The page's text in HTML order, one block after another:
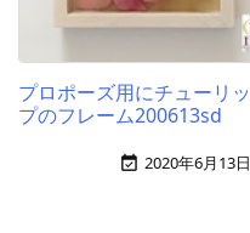
プロポーズ用にチューリッ
プのフレーム200613sd
 2020年6月13日